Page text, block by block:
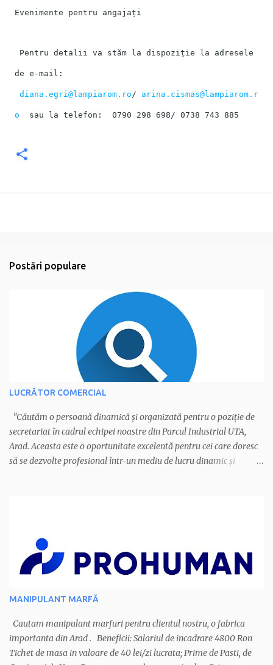
Evenimente pentru angajați
Pentru detalii va stăm la dispoziție la adresele
de e-mail:
diana.egri@lampiarom.ro/ arina.cismas@lampiarom.r
o sau la telefon: 0790 298 698/ 0738 743 885
Postări populare
LUCRĂTOR COMERCIAL
"Căutăm o persoană dinamică și organizată pentru o poziție de
secretariat în cadrul echipei noastre din Parcul Industrial UTA,
Arad. Aceasta este o oportunitate excelentă pentru cei care doresc
să se dezvolte profesional într-un mediu de lucru dinamic și
în format electronic. - Organizarea întâlnirilor și a ședințelor. -
Monitorizarea cheltuielilor companiei. - Îndeplinirea altor sarcini
administrative conform necesităților companiei. Calitățile
candidatului ideal: - Abilități excelente de comunicare și
tehnice, inclusiv gestionarea pachetului Microsoft Office (Word,
Excel, PowerPoint) ș...
MANIPULANT MARFĂ
Cautam manipulant marfuri pentru clientul nostru, o fabrica
importanta din Arad . Beneficii: Salariul de incadrare 4800 Ron
Tichet de masa in valoare de 40 lei/zi lucrata; Prime de Pasti, de